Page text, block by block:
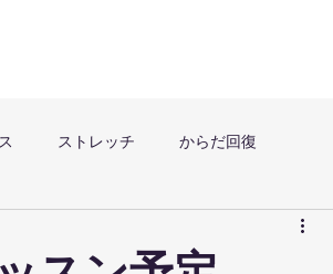
ストレッチ からだ回復
ZUMBA